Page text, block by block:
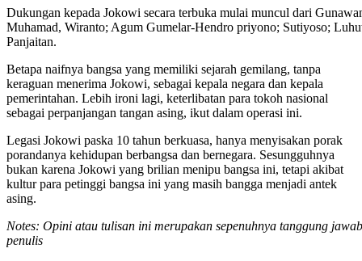
Dukungan kepada Jokowi secara terbuka mulai muncul dari
Muhamad, Wiranto; Agum Gumelar-Hendro priyono; Sutiyoso;
Panjaitan.
Betapa naifnya bangsa yang memiliki sejarah gemilang, tanpa
keraguan menerima Jokowi, sebagai kepala negara dan kepala
pemerintahan. Lebih ironi lagi, keterlibatan para tokoh nasional
sebagai perpanjangan tangan asing, ikut dalam operasi ini.
Legasi Jokowi paska 10 tahun berkuasa, hanya menyisakan porak
porandanya kehidupan berbangsa dan bernegara. Sesungguhnya
bukan karena Jokowi yang brilian menipu bangsa ini, tetapi akibat
kultur para petinggi bangsa ini yang masih bangga menjadi antek
asing.
Notes: Opini atau tulisan ini merupakan sepenuhnya tanggung jawab
penulis